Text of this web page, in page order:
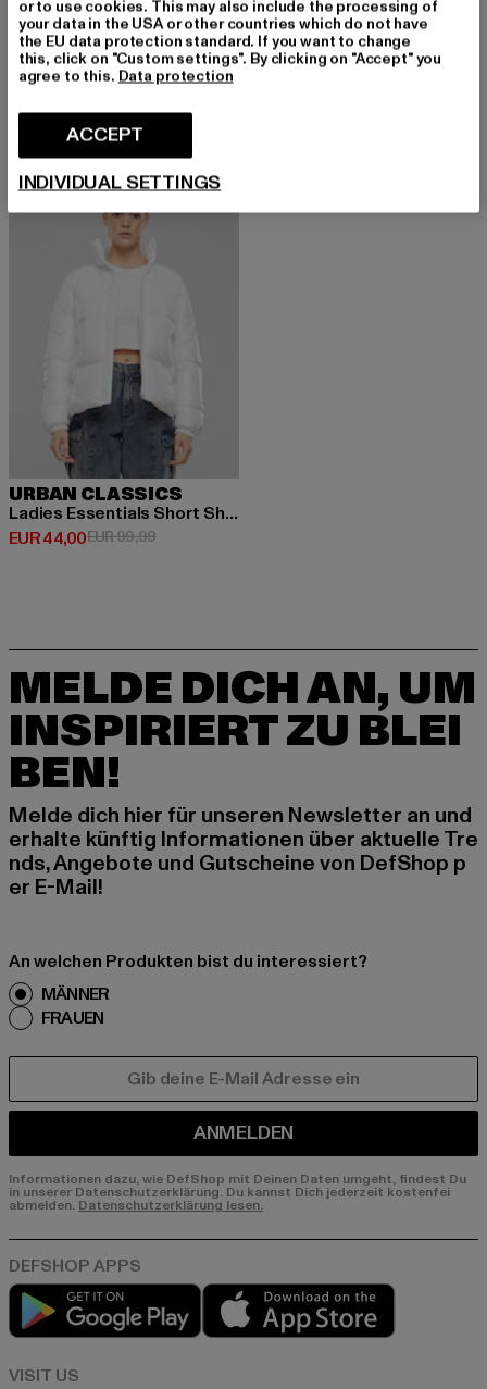
URBAN CLASSICS
Ladies Oversized
URBAN CLASSICS
-56%
URBAN CLASSICS
Ladies Essentials Short Shiny Puffer
EUR 44,00
Derzeitiger Preis: EUR 44,00
EUR 99,99Aktionspreis: EUR 99,99
MELDE DICH AN, UM
INSPIRIERT ZU BLEI
BEN!
Melde dich hier für unseren Newsletter an und
erhalte künftig Informationen über aktuelle Tre
nds, Angebote und Gutscheine von DefShop p
er E-Mail!
An welchen Produkten bist du interessiert?
MÄNNER
FRAUEN
ANMELDEN
Informationen dazu, wie DefShop mit Deinen Daten umgeht, findest Du
in unserer Datenschutzerklärung. Du kannst Dich jederzeit kostenfei
abmelden. Datenschutzerklärung lesen.
Play market
or to use cookies. This may also include the processing of
your data in the USA or other countries which do not have
the EU data protection standard. If you want to change
this, click on "Custom settings". By clicking on "Accept" you
agree to this. Data protection
ACCEPT
INDIVIDUAL SETTINGS